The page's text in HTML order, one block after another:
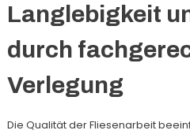
Langlebigkeit
durch
Verlegung
Die Qualität der Fliesenarbeit